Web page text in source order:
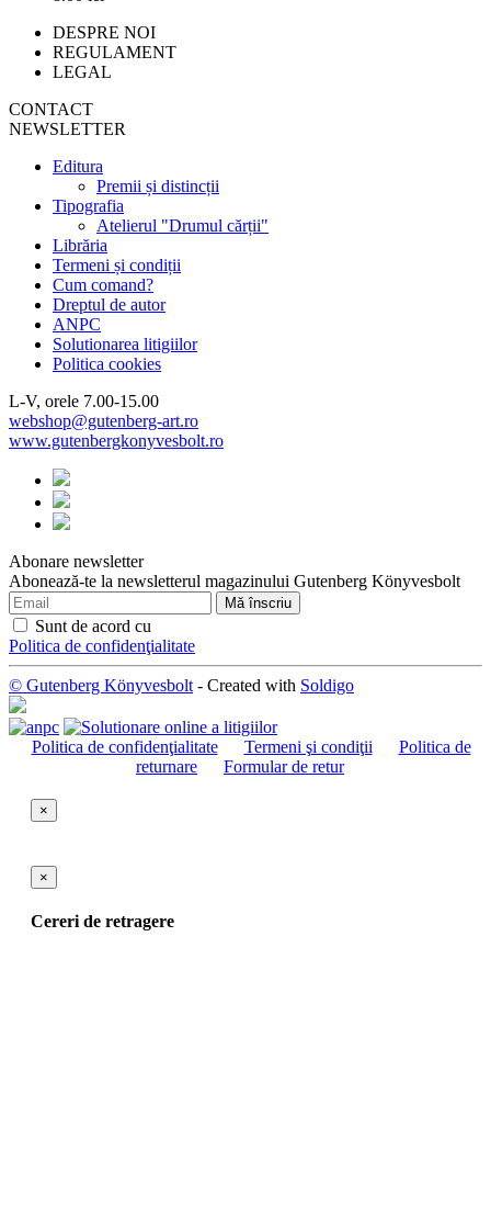
DESPRE NOI
REGULAMENT
LEGAL
CONTACT
NEWSLETTER
Editura
Premii și distincții
Tipografia
Atelierul "Drumul cărții"
Librăria
Termeni și condiții
Cum comand?
Dreptul de autor
ANPC
Solutionarea litigiilor
Politica cookies
L-V, orele 7.00-15.00
webshop@gutenberg-art.ro
www.gutenbergkonyvesbolt.ro
Abonare newsletter
Abonează-te la newsletterul magazinului Gutenberg Könyvesbolt
Sunt de acord cu
Politica de confidenţialitate
© Gutenberg Könyvesbolt - Created with Soldigo
Politica de confidenţialitate Termeni şi condiţii
Politica de
returnare
Formular de retur
×
×
Cereri de retragere